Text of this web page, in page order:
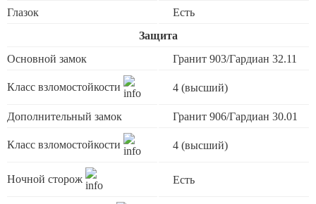
Глазок
Есть
Защита
Основной замок
Гранит 903/Гардиан 32.11
Класс взломостойкости 4 (высший)
Дополнительный замок Гранит 906/Гардиан 30.01
Класс взломостойкости 4 (высший)
Ночной сторож Есть